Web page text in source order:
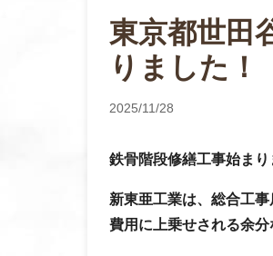
東京都世田
りました！
2025/11/28
鉄骨階段修繕工事始ま
新東亜工業は、総合工
費用に上乗せされる余